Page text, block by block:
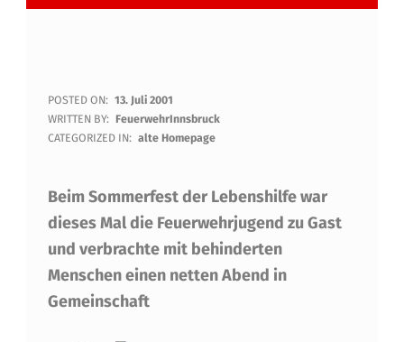
W
E
I
S
T
D
POSTED ON: 13. Juli 2001
WRITTEN BY: FeuerwehrInnsbruck
CATEGORIZED IN: alte Homepage
Beim Sommerfest der Lebenshilfe war
dieses Mal die Feuerwehrjugend zu Gast
und verbrachte mit behinderten
Menschen einen netten Abend in
Gemeinschaft